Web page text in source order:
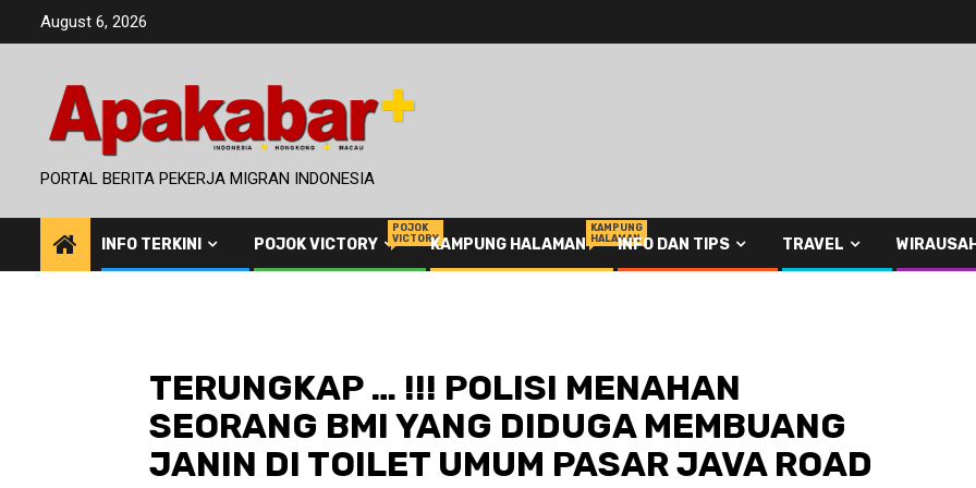
August 6, 2026
PORTAL BERITA PEKERJA MIGRAN INDONESIA
INFO TERKINI POJOK VICTORY
POJOK
VICTORYKAMPUNG HALAMAN
KAMPUNG
HALAMANINFO DAN TIPS TRAVEL
TERUNGKAP … !!! POLISI MENAHAN
SEORANG BMI YANG DIDUGA MEMBUANG
JANIN DI TOILET UMUM PASAR JAVA ROAD